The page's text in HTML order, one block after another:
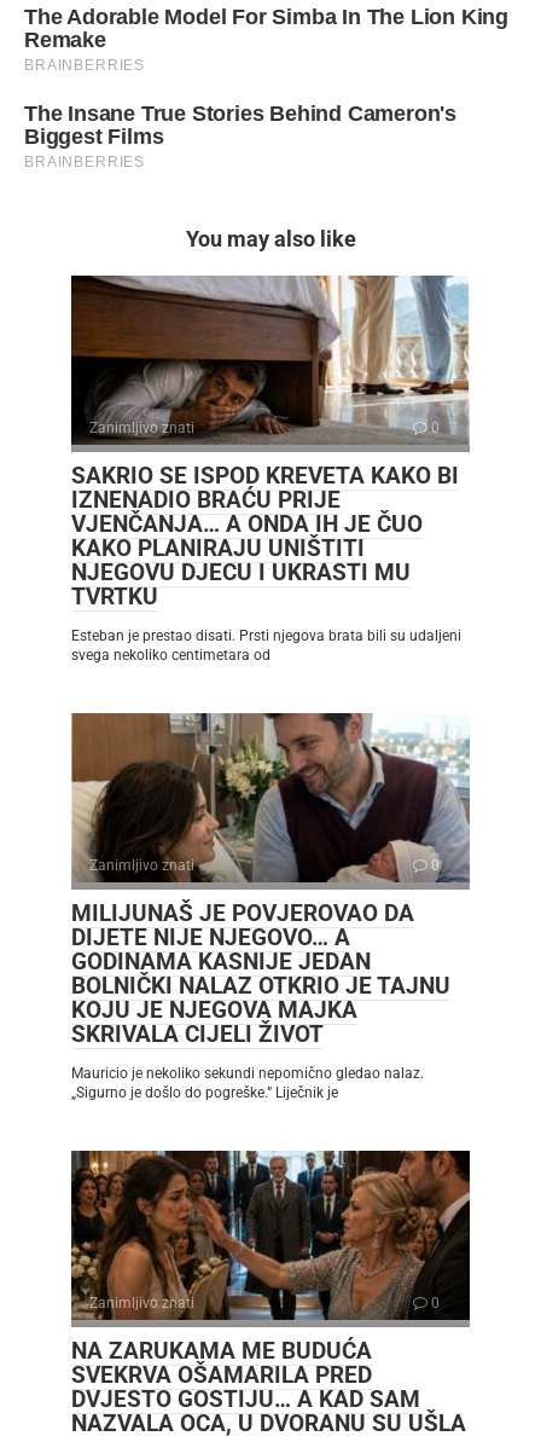
You may also like
Zanimljivo znati 0
SAKRIO SE ISPOD KREVETA KAKO BI
IZNENADIO BRAĆU PRIJE
VJENČANJA… A ONDA IH JE ČUO
KAKO PLANIRAJU UNIŠTITI
NJEGOVU DJECU I UKRASTI MU
TVRTKU
Esteban je prestao disati. Prsti njegova brata bili su udaljeni
svega nekoliko centimetara od
Zanimljivo znati 0
MILIJUNAŠ JE POVJEROVAO DA
DIJETE NIJE NJEGOVO… A
GODINAMA KASNIJE JEDAN
BOLNIČKI NALAZ OTKRIO JE TAJNU
KOJU JE NJEGOVA MAJKA
SKRIVALA CIJELI ŽIVOT
Mauricio je nekoliko sekundi nepomično gledao nalaz.
„Sigurno je došlo do pogreške.” Liječnik je
Zanimljivo znati 0
NA ZARUKAMA ME BUDUĆA
SVEKRVA OŠAMARILA PRED
DVJESTO GOSTIJU… A KAD SAM
NAZVALA OCA, U DVORANU SU UŠLA